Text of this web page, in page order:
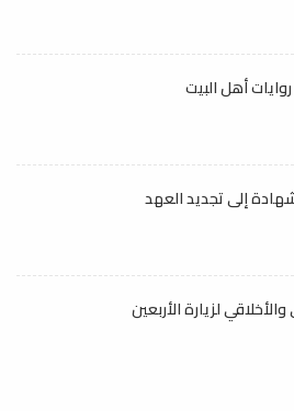
أهل البيت
إلى تجديد العهد
لزيارة الأربعين